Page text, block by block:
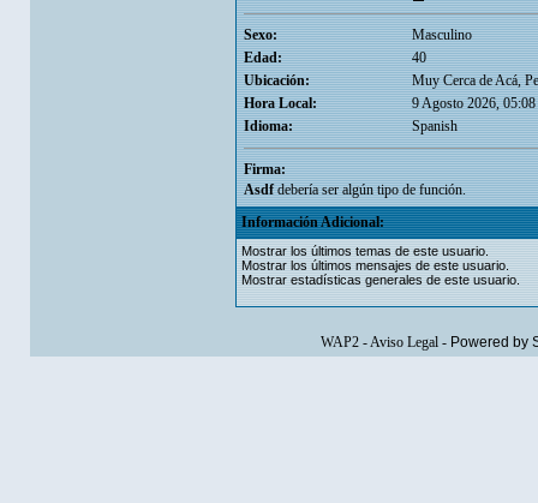
Sexo:
Masculino
Edad:
40
Ubicación:
Muy Cerca de Acá,
Hora Local:
9 Agosto 2026, 05:08
Idioma:
Spanish
Firma:
Asdfdebería ser algún tipo de función.
Información Adicional:
Mostrar los últimos temas de este usuario.
Mostrar los últimos mensajes de este usuario.
Mostrar estadísticas generales de este usuario.
WAP2-Aviso Legal- Powered by